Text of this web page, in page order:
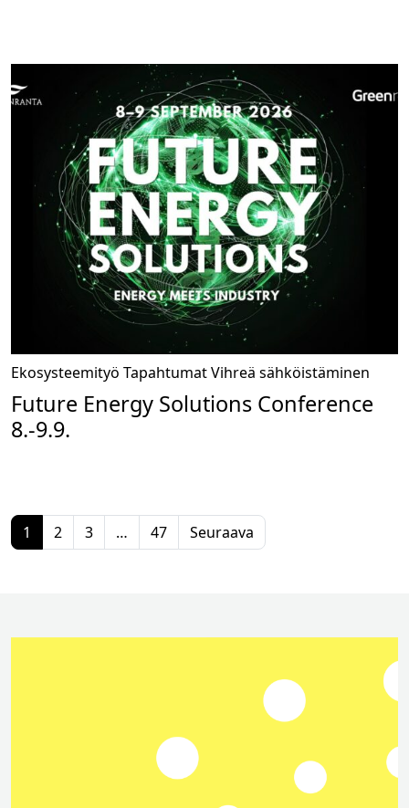
Ekosysteemityö TapahtumatVihreä sähköistäminen
Future Energy Solutions Conference
8.-9.9.
1 2 3 … 47 Seuraava